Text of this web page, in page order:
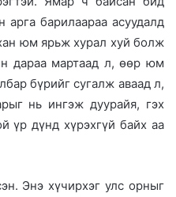
барилаараа асуудалд
юм ярьж хурал хуй болж
дараа мартаад л, өөр юм
бүрийг сугалж аваад л,
нь ингэж дуурайя, гэх
үр дүнд хүрэхгүй байх аа
Энэ хүчирхэг улс орныг